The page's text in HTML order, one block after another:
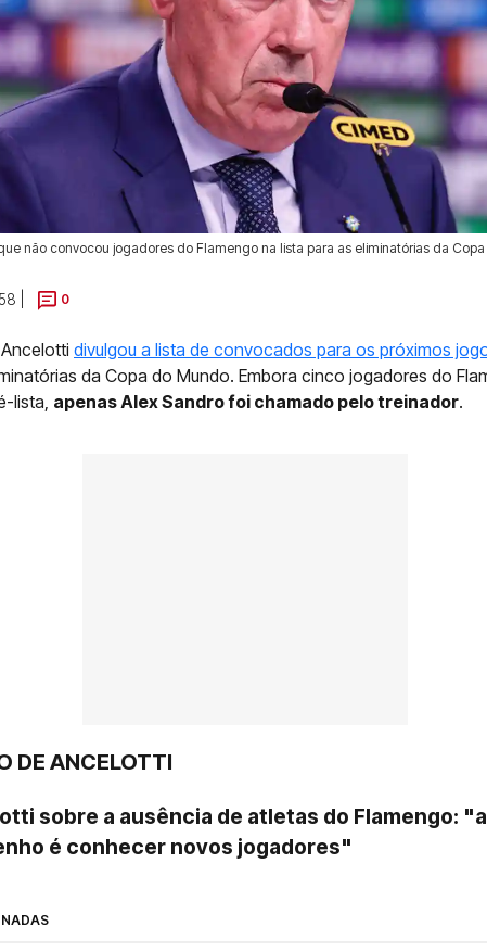
não convocou jogadores do Flamengo na lista para as eliminatórias da
| 0
divulgou a lista de convocados para os próximos
da Copa do Mundo. Embora cinco jogadores do
lista, apenas Alex Sandro foi chamado pelo treinador.
DE ANCELOTTI
sobre a ausência de atletas do Flamengo:
é conhecer novos jogadores"